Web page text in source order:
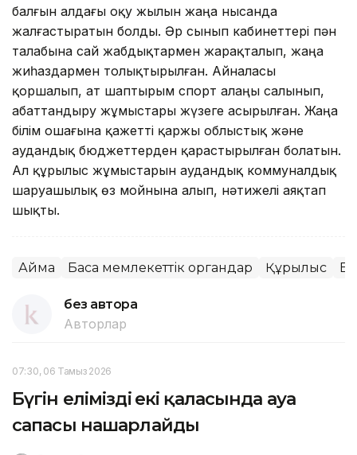
балғын алдағы оқу жылын жаңа нысанда
жалғастыратын болды. Әр сынып кабинеттері пән
талабына сай жабдықтармен жарақталып, жаңа
жиһаздармен толықтырылған. Айналасы
қоршалып, ат шаптырым спорт алаңы салынып,
абаттандыру жұмыстары жүзеге асырылған. Жаңа
білім ошағына қажетті қаржы облыстық және
аудандық бюджеттерден қарастырылған болатын.
Ал құрылыс жұмыстарын аудандық коммуналдық
шаруашылық өз мойнына алып, нәтижелі аяқтап
шықты.
Аймақ Басқа мемлекеттік органдар Құрылыс
без автора
Авторлар
07:30, 06 Тамыз 2026
Бүгін еліміздің екі қаласында ауа
сапасы нашарлайды